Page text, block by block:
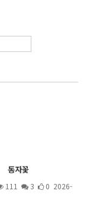
동자꽃
111 3
0 2026-